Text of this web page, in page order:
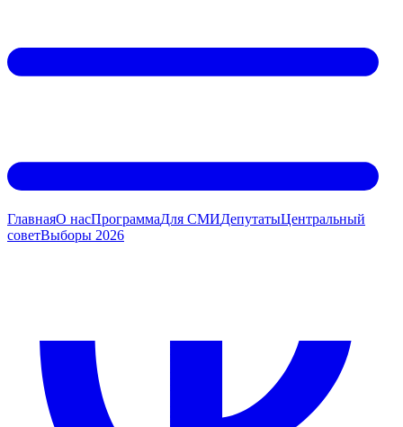
ГлавнаяО насПрограммаДля СМИДeпутатыЦентральный
советВыборы 2026